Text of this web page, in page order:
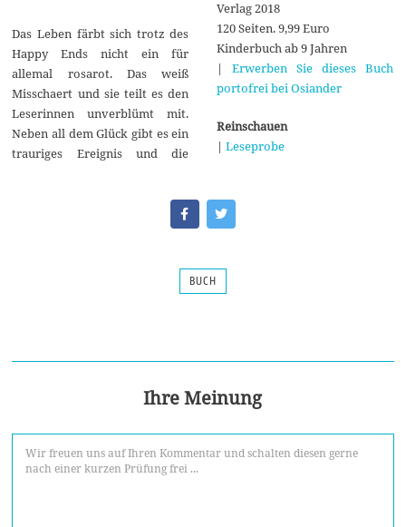
Das Leben färbt sich trotz des
Happy Ends nicht ein für
allemal rosarot. Das weiß
Misschaert und sie teilt es den
Leserinnen unverblümt mit.
Neben all dem Glück gibt es ein
trauriges Ereignis und die
Verlag 2018
120 Seiten. 9,99 Euro
Kinderbuch ab 9 Jahren
| Erwerben Sie dieses Buch
portofrei bei Osiander
Reinschauen
| Leseprobe
BUCH
Ihre Meinung